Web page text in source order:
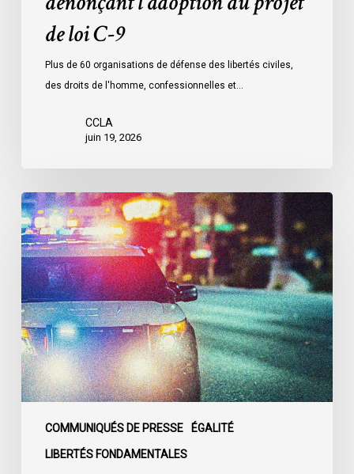
de loi C-9
Plus de 60 organisations de défense des libertés civiles,
des droits de l'homme, confessionnelles et…
CCLA
juin 19, 2026
COMMUNIQUÉS DE PRESSE ÉGALITÉ
LIBERTÉS FONDAMENTALES
Le
LDL
et
le
CCLA
réclament
la
création
d’une
commission
publique